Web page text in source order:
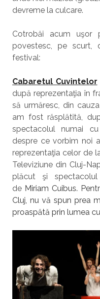
devreme la culcare.
Cotrobăi acum
povestesc, pe scurt,
festival:
Cabaretul Cuvintelor
după reprezentaţia în
să urmăresc, din
am fost răsplătită,
spectacolul numai
despre ce vorbim noi
reprezentaţia celor de
Televiziune din Cluj-
plăcut şi
de Miriam Cuibus.
Cluj, nu vă spun prea
proaspătă prin lumea